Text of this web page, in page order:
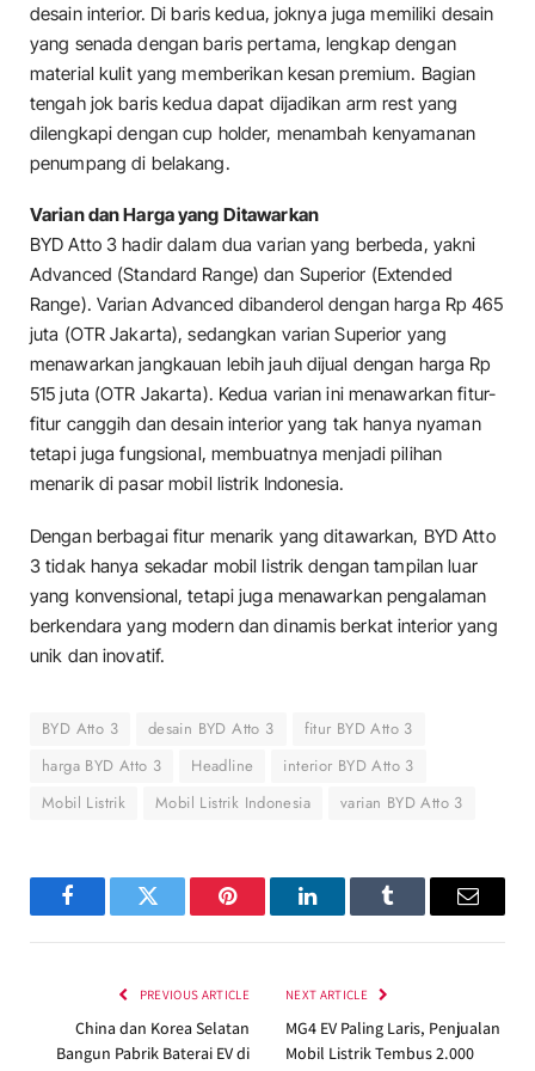
desain interior. Di baris kedua, joknya juga memiliki desain
yang senada dengan baris pertama, lengkap dengan
material kulit yang memberikan kesan premium. Bagian
tengah jok baris kedua dapat dijadikan arm rest yang
dilengkapi dengan cup holder, menambah kenyamanan
penumpang di belakang.
Varian dan Harga yang Ditawarkan
BYD Atto 3 hadir dalam dua varian yang berbeda, yakni
Advanced (Standard Range) dan Superior (Extended
Range). Varian Advanced dibanderol dengan harga Rp 465
juta (OTR Jakarta), sedangkan varian Superior yang
menawarkan jangkauan lebih jauh dijual dengan harga Rp
515 juta (OTR Jakarta). Kedua varian ini menawarkan fitur-
fitur canggih dan desain interior yang tak hanya nyaman
tetapi juga fungsional, membuatnya menjadi pilihan
menarik di pasar mobil listrik Indonesia.
Dengan berbagai fitur menarik yang ditawarkan, BYD Atto
3 tidak hanya sekadar mobil listrik dengan tampilan luar
yang konvensional, tetapi juga menawarkan pengalaman
berkendara yang modern dan dinamis berkat interior yang
unik dan inovatif.
BYD Atto 3 desain BYD Atto 3
fitur BYD Atto 3
harga BYD Atto 3
Headline
interior BYD Atto 3
Mobil Listrik
Mobil Listrik Indonesia varian BYD Atto 3
FacebookTwitter Pinterest LinkedInTumblr Email
PREVIOUS ARTICLE
China dan Korea Selatan
Bangun Pabrik Baterai EV di
NEXT ARTICLE
MG4 EV Paling Laris, Penjualan
Mobil Listrik Tembus 2.000